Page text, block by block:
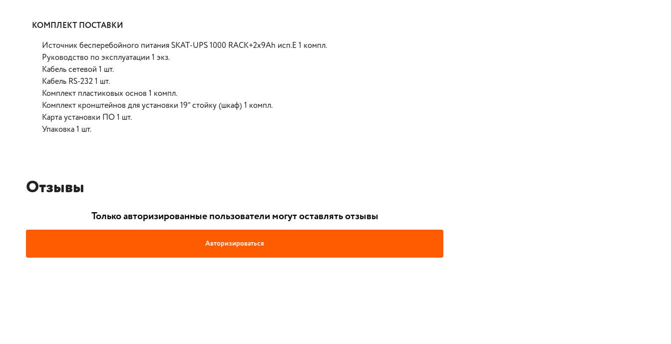
КОМПЛЕКТ ПОСТАВКИ
Источник бесперебойного питания SKAT-UPS 1000 RACK+2x9Ah исп.E 1 компл.
Руководство по эксплуатации 1 экз.
Кабель сетевой 1 шт.
Кабель RS-232 1 шт.
Комплект пластиковых основ 1 компл.
Комплект кронштейнов для установки 19” стойку (шкаф) 1 компл.
Карта установки ПО 1 шт.
Упаковка 1 шт.
Отзывы
Только авторизированные пользователи могут оставлять отзывы
Авторизироваться